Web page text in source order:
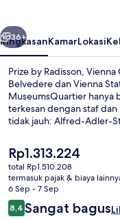
Berikutnya
36+
RingkasanKamarLokasi
Prize by Radisson,
Belvedere dan Vienna
MuseumsQuartier hanya
terkesan dengan staf
tidak jauh: Alfred-Adler-
Harga
saat
ini
Rp1.313.224
Rp1.313.224
total Rp1.510.208
termasuk pajak & biaya
6 Sep - 7 Sep
Ulasan
8,48,4 dari 10
Sangat bagus